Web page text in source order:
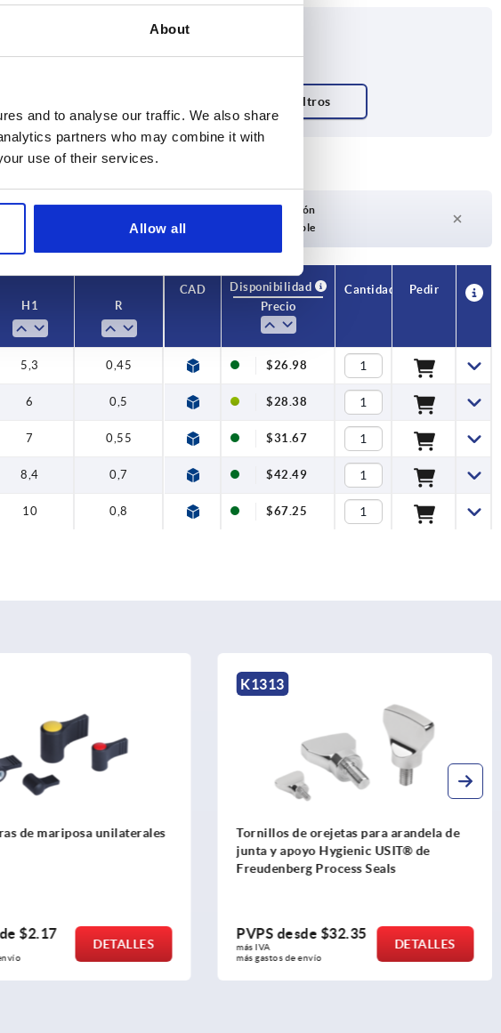
About
and to analyse our traffic. We also share
partners who may combine it with
use of their services.
Allow all
10,8
14,2
22,3
1-3 días
Plazo de entrega a petición
Actualmente no disponible
H1 R
CAD
Disponibilidad
Precio
Cantidad Pedir
5,3 0,45 $26.98
6 0,5 $28.38
7 0,55 $31.67
8,4 0,7 $42.49
10 0,8 $67.25
de mariposa unilaterales
$2.17
DETALLES
K1313
Tornillos de orejetas para arandela de
junta y apoyo Hygienic USIT® de
Freudenberg Process Seals
PVPS desde $32.35
más IVA
más gastos de envío
DETALLES